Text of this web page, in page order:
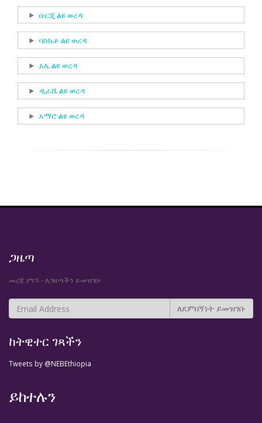
Show
ቡርጂ ልዩ ወረዳ
Show
ባስኬቶ ልዩ ወረዳ
Show
አሌ ልዩ ወረዳ
Show
ዲራሼ ልዩ ወረዳ
Show
አማሮ ልዩ ወረዳ
ጋዜጣ
መረጃ ያግኙ - ለጋዜጣችን ይመዝገቡ
ከትዊተር ገጻችን
Tweets by @NEBEthiopia
ይከተሉን